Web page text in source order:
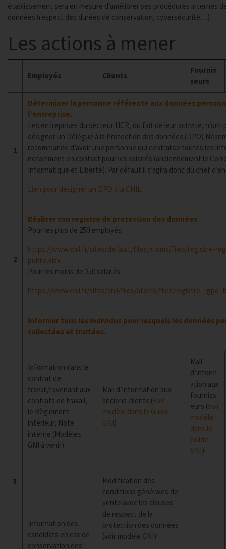
établissement sera en mesure d’améliorer ses procédures internes
données (respect des durées de conservation, cybersécurité…)
Les actions à mener
Employés Clients
Fournis
seurs
1
Déterminer la personne référente aux données
l’entreprise.
Les entreprises du secteur HCR, du fait de leur activité, n’ont
désigner un Délégué à la Protection des données (DPO)
recommande d’avoir une personne qui centralise toutes les
notamment en contact pour les salariés (anciennement le
Informatique et Liberté). Par défaut il s’agira donc du chef
Lien pour désigner un DPO à la CNIL.
2
Réaliser son registre de protection des données
Pour les plus de 250 employés :
https://www.cnil.fr/sites/default/files/atoms/files/registre-
publie.xlsx
Pour les moins de 250 salariés :
https://www.cnil.fr/sites/cnil/files/atoms/files/
3
Informer tous les individus pour lesquels les données
collectées et traitées.
Information dans le
contrat de
travail/l’avenant aux
contrats de travail,
le Règlement
intérieur, Note
interne (Modèles
GNI à venir)
Mail d’information aux
anciens clients (voir
modèle dans le Guide
GNI)
Mail
d’inform
ation aux
fourniss
eurs (voir
modèle
dans le
Guide
GNI)
Information des
candidats en cas de
conservation des
Modification des
conditions générales de
vente avec les clauses
de respect de la
protection des données
(voir modèle GNI)